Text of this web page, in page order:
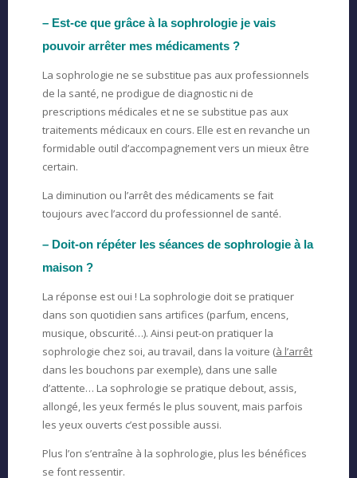
– Est-ce que grâce à la sophrologie je vais
pouvoir arrêter mes médicaments ?
La sophrologie ne se substitue pas aux professionnels
de la santé, ne prodigue de diagnostic ni de
prescriptions médicales et ne se substitue pas aux
traitements médicaux en cours. Elle est en revanche un
formidable outil d’accompagnement vers un mieux être
certain.
La diminution ou l’arrêt des médicaments se fait
toujours avec l’accord du professionnel de santé.
– Doit-on répéter les séances de sophrologie à la
maison ?
La réponse est oui ! La sophrologie doit se pratiquer
dans son quotidien sans artifices (parfum, encens,
musique, obscurité…). Ainsi peut-on pratiquer la
sophrologie chez soi, au travail, dans la voiture (à l’arrêt
dans les bouchons par exemple), dans une salle
d’attente… La sophrologie se pratique debout, assis,
allongé, les yeux fermés le plus souvent, mais parfois
les yeux ouverts c’est possible aussi.
Plus l’on s’entraîne à la sophrologie, plus les bénéfices
se font ressentir.